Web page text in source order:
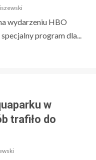
wydarzeniu HBO
program dla...
w
trafiło do